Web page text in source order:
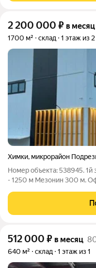
2 200 000 ₽ в месяц
1700 м² склад 1 этаж из 2
Химки, микрорайон
Номер объекта: 538945. 1й
- 1250 м Мезонин 300 м.
трaнcпoртa - 3шт
Канализация
512 000 ₽ в месяц
640 м² склад 1 этаж из 1